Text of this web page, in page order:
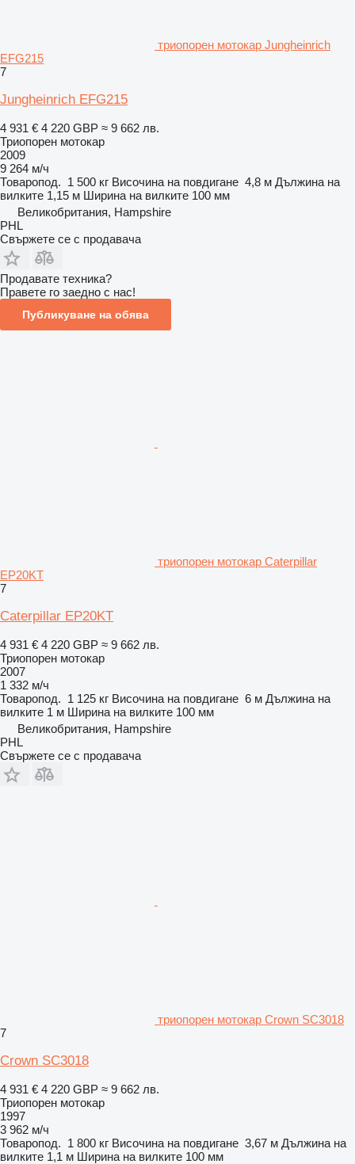
триопорен мотокар Jungheinrich
EFG215
7
Jungheinrich EFG215
4 931 € 4 220 GBP ≈ 9 662 лв.
Триопорен мотокар
2009
9 264 м/ч
Товаропод. 1 500 кг Височина на повдигане 4,8 м Дължина на
вилките 1,15 м Ширина на вилките 100 мм
Великобритания, Hampshire
PHL
Свържете се с продавача
Продавате техника?
Правете го заедно с нас!
Публикуване на обява
триопорен мотокар Caterpillar
EP20KT
7
Caterpillar EP20KT
4 931 € 4 220 GBP ≈ 9 662 лв.
Триопорен мотокар
2007
1 332 м/ч
Товаропод. 1 125 кг Височина на повдигане 6 м Дължина на
вилките 1 м Ширина на вилките 100 мм
Великобритания, Hampshire
PHL
Свържете се с продавача
триопорен мотокар Crown SC3018
7
Crown SC3018
4 931 € 4 220 GBP ≈ 9 662 лв.
Триопорен мотокар
1997
3 962 м/ч
Товаропод. 1 800 кг Височина на повдигане 3,67 м Дължина на
вилките 1,1 м Ширина на вилките 100 мм